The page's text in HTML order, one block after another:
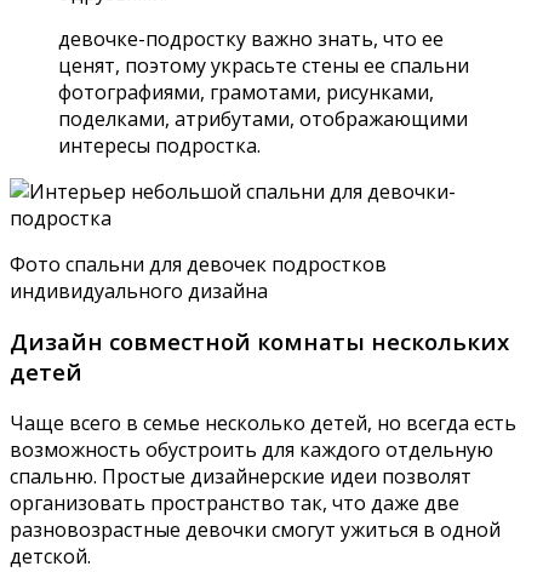
девочке-подростку важно знать, что ее
ценят, поэтому украсьте стены ее спальни
фотографиями, грамотами, рисунками,
поделками, атрибутами, отображающими
интересы подростка.
Фото спальни для девочек подростков
индивидуального дизайна
Дизайн совместной комнаты нескольких
детей
Чаще всего в семье несколько детей, но всегда есть
возможность обустроить для каждого отдельную
спальню. Простые дизайнерские идеи позволят
организовать пространство так, что даже две
разновозрастные девочки смогут ужиться в одной
детской.